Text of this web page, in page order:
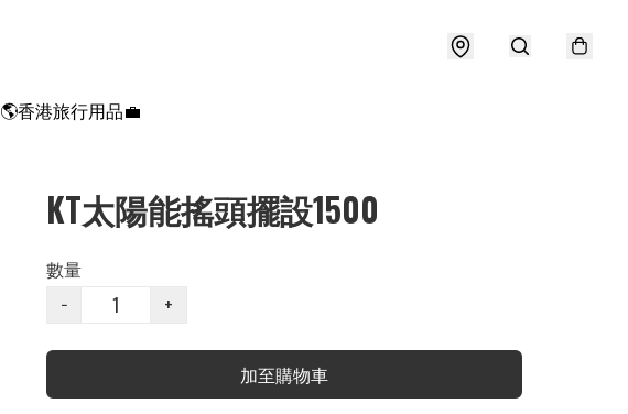
🌎香港旅行用品💼
KT太陽能搖頭擺設1500
數量
−
+
加至購物車